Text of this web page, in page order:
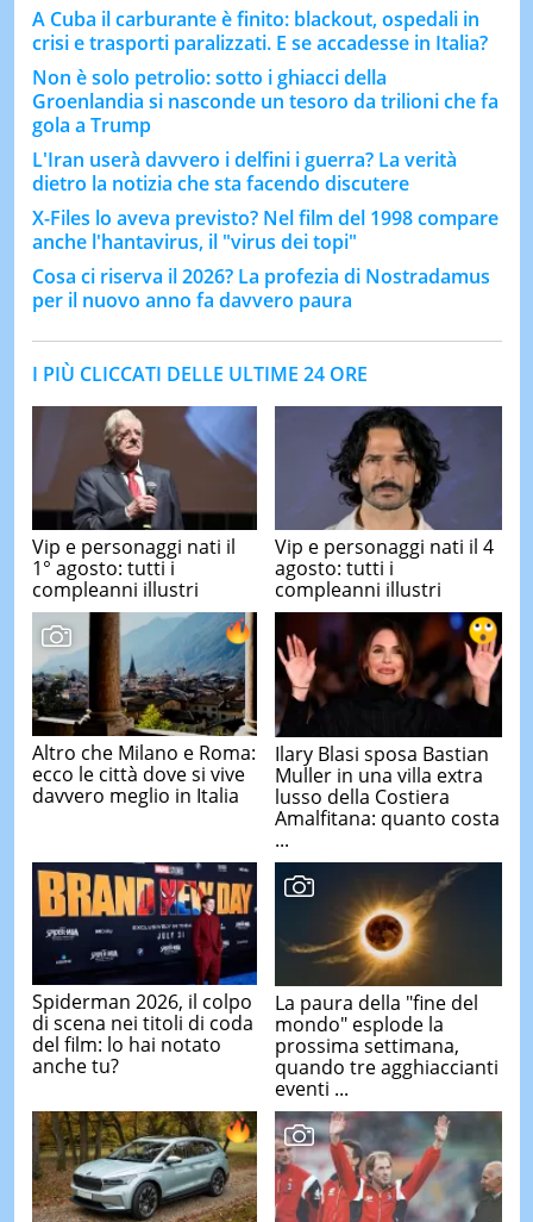
A Cuba il carburante è finito: blackout, ospedali in
crisi e trasporti paralizzati. E se accadesse in Italia?
Non è solo petrolio: sotto i ghiacci della
Groenlandia si nasconde un tesoro da trilioni che fa
gola a Trump
L'Iran userà davvero i delfini i guerra? La verità
dietro la notizia che sta facendo discutere
X-Files lo aveva previsto? Nel film del 1998 compare
anche l'hantavirus, il "virus dei topi"
Cosa ci riserva il 2026? La profezia di Nostradamus
per il nuovo anno fa davvero paura
I PIÙ CLICCATI DELLE ULTIME 24 ORE
Vip e personaggi nati il
1° agosto: tutti i
compleanni illustri
Vip e personaggi nati il 4
agosto: tutti i
compleanni illustri
Altro che Milano e Roma:
ecco le città dove si vive
davvero meglio in Italia
Ilary Blasi sposa Bastian
Muller in una villa extra
lusso della Costiera
Amalfitana: quanto costa
...
Spiderman 2026, il colpo
di scena nei titoli di coda
del film: lo hai notato
anche tu?
La paura della "fine del
mondo" esplode la
prossima settimana,
quando tre agghiaccianti
eventi ...